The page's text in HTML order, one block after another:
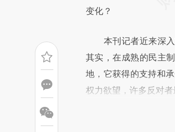
变化？
本刊记者近来深入
其实，在成熟的民主
地，它获得的支持和
权力欲望，许多反对者